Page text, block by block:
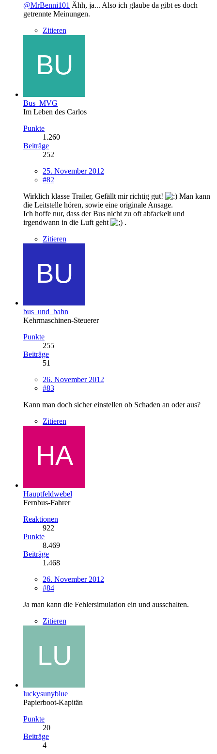
@MrBenni101 Ähh, ja... Also ich glaube da gibt es doch
getrennte Meinungen.
Zitieren
Bus_MVG
Im Leben des Carlos
Punkte
1.260
Beiträge
252
25. November 2012
#82
Wirklich klasse Trailer, Gefällt mir richtig gut!
Man kann
die Leitstelle hören, sowie eine originale Ansage.
Ich hoffe nur, dass der Bus nicht zu oft abfackelt und
irgendwann in die Luft geht
.
Zitieren
bus_und_bahn
Kehrmaschinen-Steuerer
Punkte
255
Beiträge
51
26. November 2012
#83
Kann man doch sicher einstellen ob Schaden an oder aus?
Zitieren
Hauptfeldwebel
Fernbus-Fahrer
Reaktionen
922
Punkte
8.469
Beiträge
1.468
26. November 2012
#84
Ja man kann die Fehlersimulation ein und ausschalten.
Zitieren
luckysunyblue
Papierboot-Kapitän
Punkte
20
Beiträge
4